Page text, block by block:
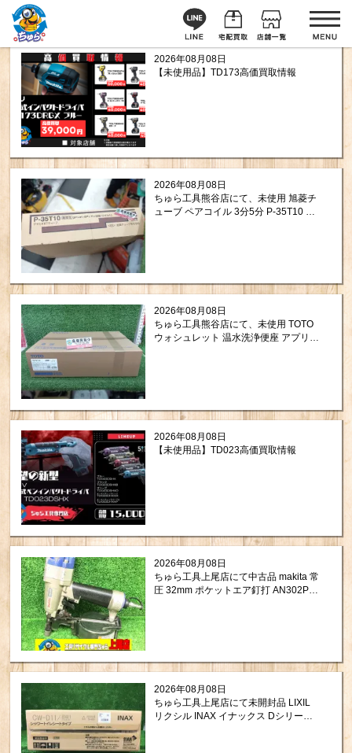
2026年08月08日
【未使用品】TD173高価買取情報
2026年08月08日
ちゅら工具熊谷店にて、未使用 旭菱チ
ューブ ペアコイル 3分5分 P-35T10 を
2026年08月08日
ちゅら工具熊谷店にて、未使用 TOTO
ウォシュレット 温水洗浄便座 アプリコ
2026年08月08日
【未使用品】TD023高価買取情報
2026年08月08日
ちゅら工具上尾店にて中古品 makita 常
圧 32mm ポケットエア釘打 AN302Pを
2026年08月08日
ちゅら工具上尾店にて未開封品 LIXIL
リクシル INAX イナックス Dシリーズ